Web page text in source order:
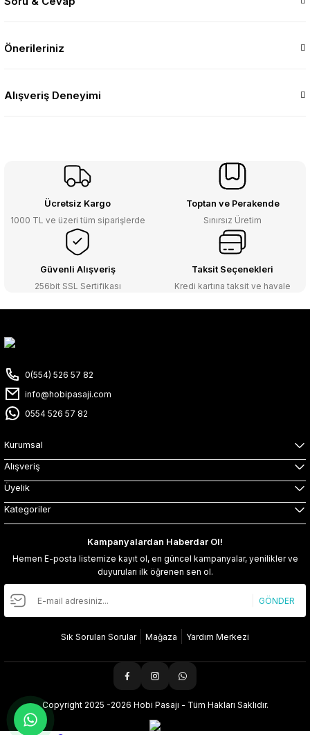
Önerileriniz
Alışveriş Deneyimi
Ücretsiz Kargo
1000 TL ve üzeri tüm siparişlerde
Toptan ve Perakende
Sınırsız Üretim
Güvenli Alışveriş
256bit SSL Sertifikası
Taksit Seçenekleri
Kredi kartına taksit ve havale
0(554) 526 57 82
info@hobipasaji.com
0554 526 57 82
Kurumsal
Alışveriş
Üyelik
Kategoriler
Kampanyalardan Haberdar Ol!
Hemen E-posta listemize kayıt ol, en güncel kampanyalar, yenilikler ve
duyuruları ilk öğrenen sen ol.
GÖNDER
Sık Sorulan Sorular Mağaza Yardım Merkezi
Copyright 2025 -2026 Hobi Pasajı - Tüm Hakları Saklıdır.